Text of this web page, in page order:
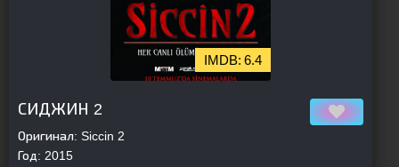
6.4
СИДЖИН 2
Оригинал: Siccin 2
Год: 2015